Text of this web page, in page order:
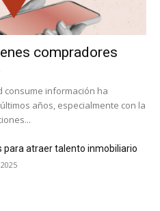
compradores
consume información ha
años, especialmente con la
para atraer talento inmobiliario